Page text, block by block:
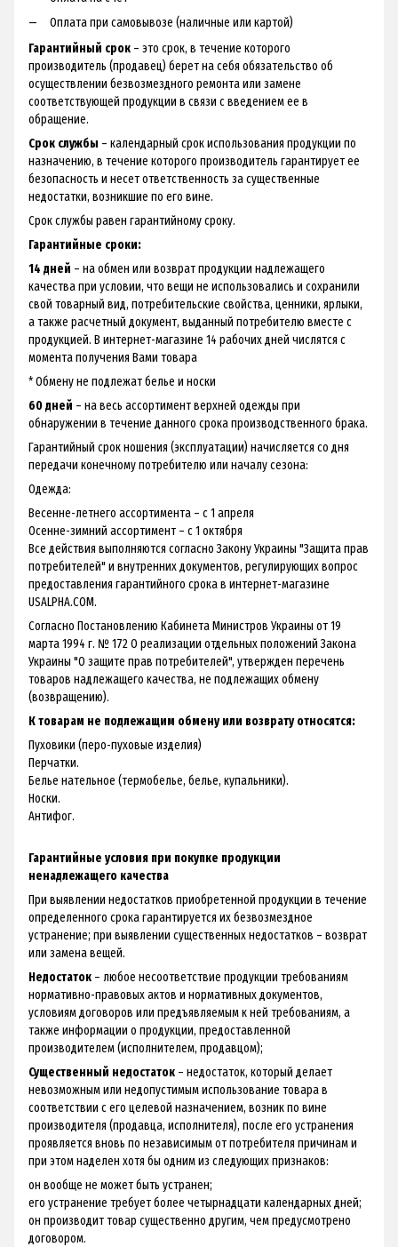
Оплата при самовывозе (наличные или картой)
Гарантийный срок – это срок, в течение которого
производитель (продавец) берет на себя обязательство об
осуществлении безвозмездного ремонта или замене
соответствующей продукции в связи с введением ее в
обращение.
Срок службы – календарный срок использования продукции по
назначению, в течение которого производитель гарантирует ее
безопасность и несет ответственность за существенные
недостатки, возникшие по его вине.
Срок службы равен гарантийному сроку.
Гарантийные сроки:
14 дней – на обмен или возврат продукции надлежащего
качества при условии, что вещи не использовались и сохранили
свой товарный вид, потребительские свойства, ценники, ярлыки,
а также расчетный документ, выданный потребителю вместе с
продукцией. В интернет-магазине 14 рабочих дней числятся с
момента получения Вами товара
* Обмену не подлежат белье и носки
60 дней – на весь ассортимент верхней одежды при
обнаружении в течение данного срока производственного брака.
Гарантийный срок ношения (эксплуатации) начисляется со дня
передачи конечному потребителю или началу сезона:
Одежда:
Весенне-летнего ассортимента – с 1 апреля
Осенне-зимний ассортимент – с 1 октября
Все действия выполняются согласно Закону Украины "Защита прав
потребителей" и внутренних документов, регулирующих вопрос
предоставления гарантийного срока в интернет-магазине
USALPHA.COM.
Согласно Постановлению Кабинета Министров Украины от 19
марта 1994 г. № 172 О реализации отдельных положений Закона
Украины "О защите прав потребителей", утвержден перечень
товаров надлежащего качества, не подлежащих обмену
(возвращению).
К товарам не подлежащим обмену или возврату относятся:
Пуховики (перо-пуховые изделия)
Перчатки.
Белье нательное (термобелье, белье, купальники).
Носки.
Антифог.
Гарантийные условия при покупке продукции
ненадлежащего качества
При выявлении недостатков приобретенной продукции в течение
определенного срока гарантируется их безвозмездное
устранение; при выявлении существенных недостатков – возврат
или замена вещей.
Недостаток – любое несоответствие продукции требованиям
нормативно-правовых актов и нормативных документов,
условиям договоров или предъявляемым к ней требованиям, а
также информации о продукции, предоставленной
производителем (исполнителем, продавцом);
Существенный недостаток – недостаток, который делает
невозможным или недопустимым использование товара в
соответствии с его целевой назначением, возник по вине
производителя (продавца, исполнителя), после его устранения
проявляется вновь по независимым от потребителя причинам и
при этом наделен хотя бы одним из следующих признаков:
он вообще не может быть устранен;
его устранение требует более четырнадцати календарных дней;
он производит товар существенно другим, чем предусмотрено
договором.